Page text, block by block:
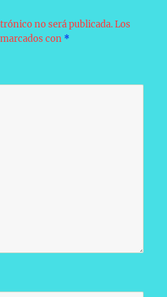
no será publicada. Los
con *